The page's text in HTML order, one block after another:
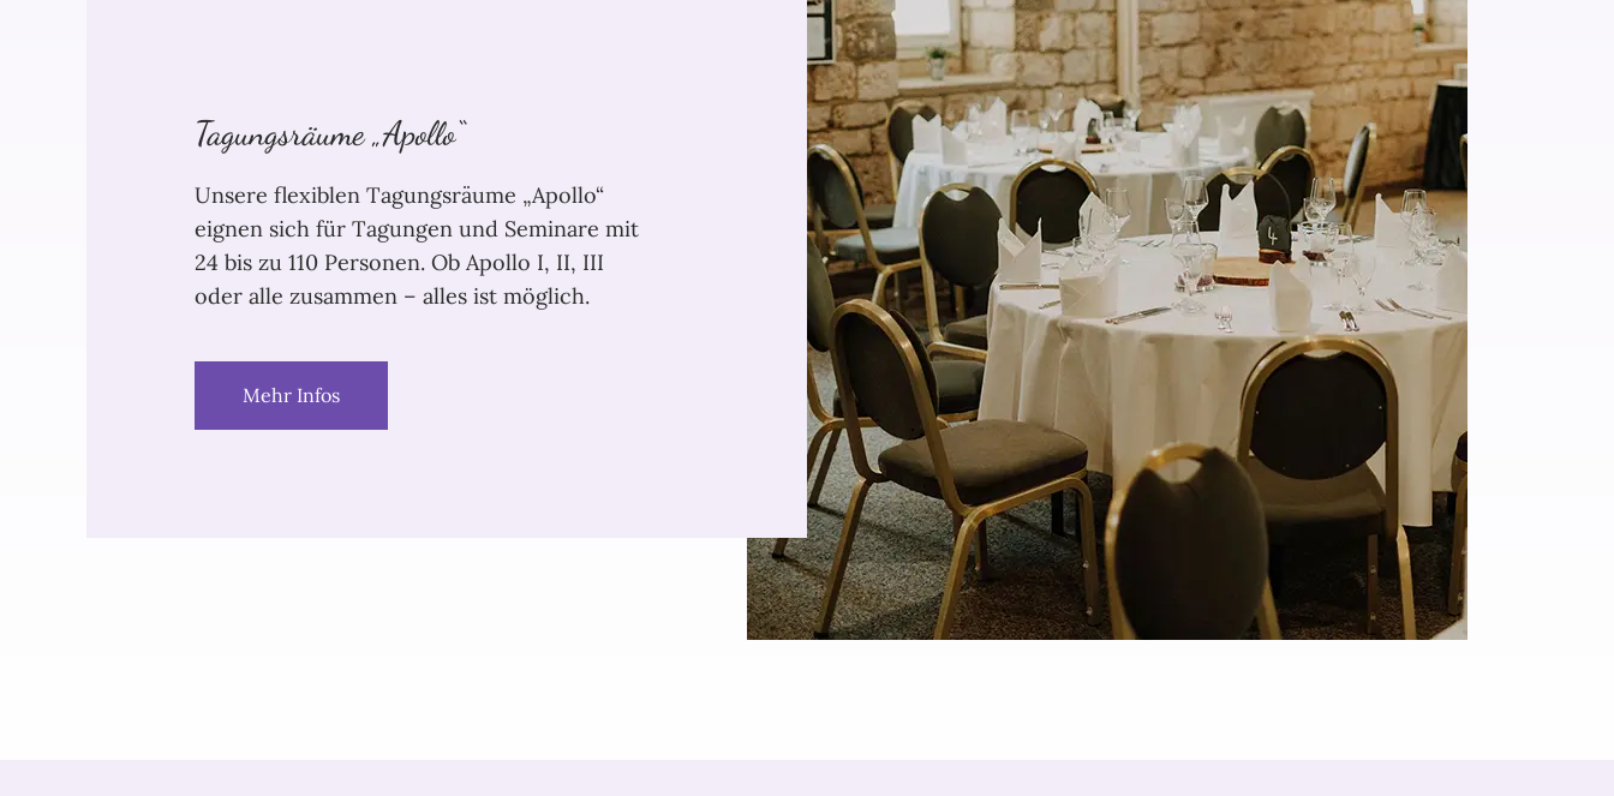
Tagungsräume „Apollo“
Unsere flexiblen Tagungsräume „Apollo“
eignen sich für Tagungen und Seminare mit
24 bis zu 110 Personen. Ob Apollo I, II, III
oder alle zusammen – alles ist möglich.
Mehr Infos